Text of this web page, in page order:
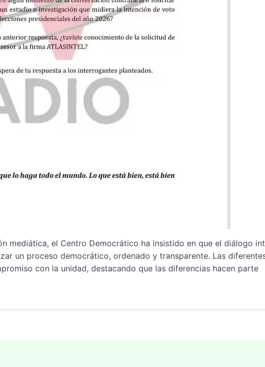
mediática, el Centro Democrático ha insistido en que el diálogo
un proceso democrático, ordenado y transparente. Las
con la unidad, destacando que las diferencias hacen parte